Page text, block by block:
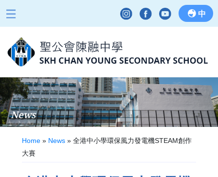
中
News
Home » News » 全港中小學環保風力發電機STEAM創作
大賽